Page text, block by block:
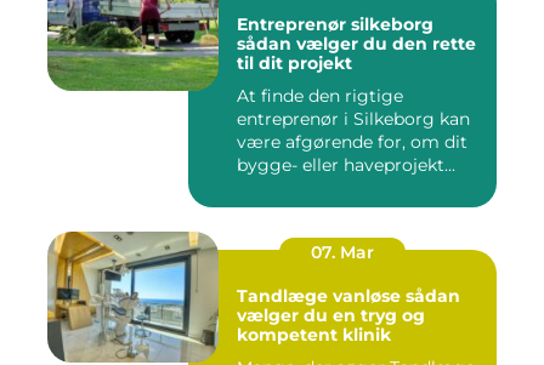
Entreprenør silkeborg
sådan vælger du den rette
til dit projekt
At finde den rigtige
entreprenør i Silkeborg kan
være afgørende for, om dit
bygge- eller haveprojekt...
07. Mar
Tandlæge vanløse sådan
vælger du en tryg og
kompetent klinik